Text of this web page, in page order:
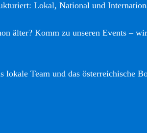
Lokal, National und
älter? Komm zu unseren Events –
Team und das österreichische